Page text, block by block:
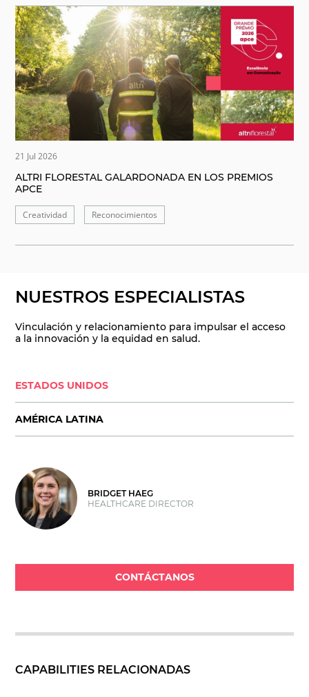
21 Jul 2026
ALTRI FLORESTAL GALARDONADA EN LOS PREMIOS
APCE
Creatividad Reconocimientos
NUESTROS ESPECIALISTAS
Vinculación y relacionamiento para impulsar el acceso
a la innovación y la equidad en salud.
ESTADOS UNIDOS
AMÉRICA LATINA
BRIDGET HAEG
HEALTHCARE DIRECTOR
CONTÁCTANOS
CAPABILITIES RELACIONADAS